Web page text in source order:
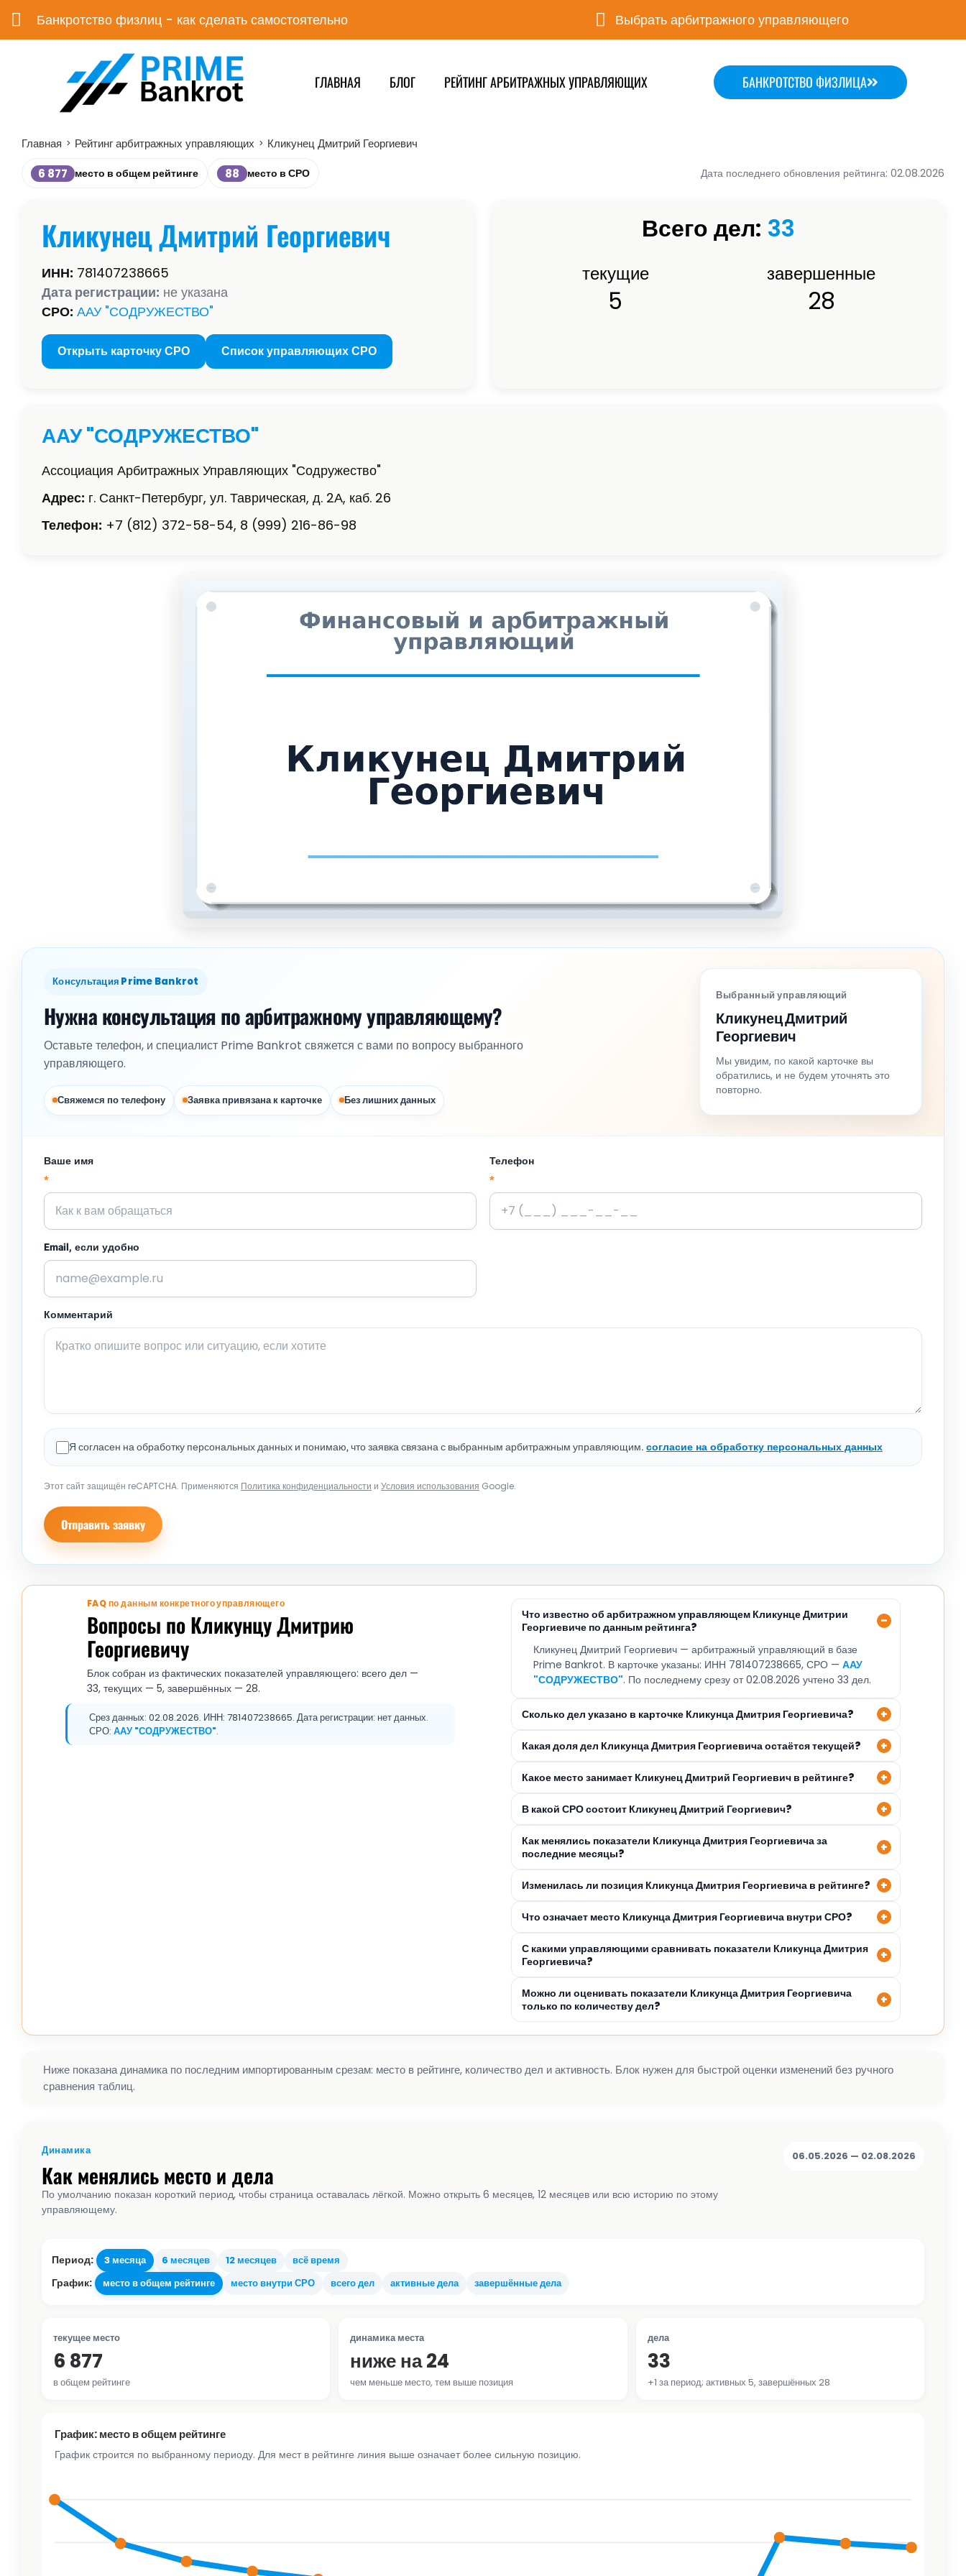
Банкротство физлиц - как сделать самостоятельно Выбрать арбитражного управляющего
ГЛАВНАЯ БЛОГ РЕЙТИНГ АРБИТРАЖНЫХ УПРАВЛЯЮЩИХ БАНКРОТСТВО ФИЗЛИЦА
Главная > Рейтинг арбитражных управляющих > Кликунец Дмитрий Георгиевич
6 877 место в общем рейтинге 88 место в СРО Дата последнего обновления рейтинга: 02.08.2026
Кликунец Дмитрий Георгиевич
ИНН: 781407238665
Дата регистрации: не указана
СРО: ААУ "СОДРУЖЕСТВО"
Открыть карточку СРО Список управляющих СРО
Всего дел: 33
текущие
5
завершенные
28
ААУ "СОДРУЖЕСТВО"
Ассоциация Арбитражных Управляющих "Содружество"
Адрес: г. Санкт-Петербург, ул. Таврическая, д. 2А, каб. 26
Телефон: +7 (812) 372-58-54, 8 (999) 216-86-98
Консультация Prime Bankrot
Нужна консультация по арбитражному управляющему?
Оставьте телефон, и специалист Prime Bankrot свяжется с вами по вопросу выбранного
управляющего.
Свяжемся по телефону Заявка привязана к карточке Без лишних данных
Выбранный управляющий
Кликунец Дмитрий
Георгиевич
Мы увидим, по какой карточке вы
обратились, и не будем уточнять это
повторно.
Ваше имя
*
Телефон
*
Email, если удобно
Комментарий
Я согласен на обработку персональных данных и понимаю, что заявка связана с выбранным арбитражным управляющим.согласие на обработку персональных данных
Этот сайт защищён reCAPTCHA. Применяются Политика конфиденциальности и Условия использования Google.
Отправить заявку
FAQ по данным конкретного управляющего
Вопросы по Кликунцу Дмитрию
Георгиевичу
Блок собран из фактических показателей управляющего: всего дел —
33, текущих — 5, завершённых — 28.
Срез данных: 02.08.2026. ИНН: 781407238665. Дата регистрации: нет данных.
СРО: ААУ "СОДРУЖЕСТВО".
Что известно об арбитражном управляющем Кликунце Дмитрии
Георгиевиче по данным рейтинга?
Кликунец Дмитрий Георгиевич — арбитражный управляющий в базе
Prime Bankrot. В карточке указаны: ИНН 781407238665, СРО — ААУ
"СОДРУЖЕСТВО". По последнему срезу от 02.08.2026 учтено 33 дел.
Сколько дел указано в карточке Кликунца Дмитрия Георгиевича?
Какая доля дел Кликунца Дмитрия Георгиевича остаётся текущей?
Какое место занимает Кликунец Дмитрий Георгиевич в рейтинге?
В какой СРО состоит Кликунец Дмитрий Георгиевич?
Как менялись показатели Кликунца Дмитрия Георгиевича за
последние месяцы?
Изменилась ли позиция Кликунца Дмитрия Георгиевича в рейтинге?
Что означает место Кликунца Дмитрия Георгиевича внутри СРО?
С какими управляющими сравнивать показатели Кликунца Дмитрия
Георгиевича?
Можно ли оценивать показатели Кликунца Дмитрия Георгиевича
только по количеству дел?
Ниже показана динамика по последним импортированным срезам: место в рейтинге, количество дел и активность. Блок нужен для быстрой оценки изменений без ручного
сравнения таблиц.
Динамика
Как менялись место и дела
По умолчанию показан короткий период, чтобы страница оставалась лёгкой. Можно открыть 6 месяцев, 12 месяцев или всю историю по этому
управляющему.
06.05.2026 — 02.08.2026
Период: 3 месяца 6 месяцев 12 месяцев всё время
График: место в общем рейтинге место внутри СРО всего дел активные дела завершённые дела
текущее место
6 877
в общем рейтинге
динамика места
ниже на 24
чем меньше место, тем выше позиция
дела
33
+1 за период; активных 5, завершённых 28
График: место в общем рейтинге
График строится по выбранному периоду. Для мест в рейтинге линия выше означает более сильную позицию.